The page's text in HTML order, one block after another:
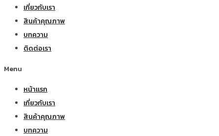
เกี่ยวกับเรา
สินค้าคุณภาพ
บทความ
ติดต่อเรา
Menu
หน้าแรก
เกี่ยวกับเรา
สินค้าคุณภาพ
บทความ